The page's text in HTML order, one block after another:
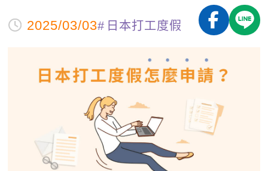
英文檢定
IELTS 雅思課程
GEPT 全民英檢課程
TOEFL 托福課程
自然發音
英文聽力養成
開口溜英文
旅遊英文
特色課程
英語俱樂部
ECAM
日語
韓語
一對一家教
多益秒學堂
學員故事
活動花絮
校園贊助
Recruiting
2025/03/03 日本打工度假